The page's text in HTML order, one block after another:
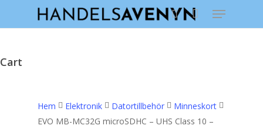
search
Menu
Cart
Hem Elektronik Datortillbehör
Minneskort
EVO MB-MC32G microSDHC – UHS Class 10 –